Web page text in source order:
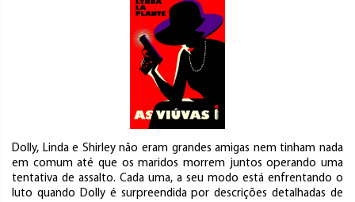
Dolly, Linda e Shirley não eram grandes amigas nem tinham nada
em comum até que os maridos morrem juntos operando uma
tentativa de assalto. Cada uma, a seu modo está enfrentando o
luto quando Dolly é surpreendida por descrições detalhadas de